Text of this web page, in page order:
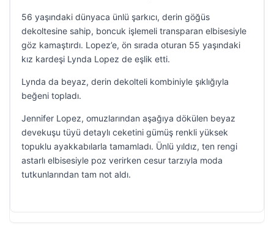
56 yaşındaki dünyaca ünlü şarkıcı, derin göğüs
dekoltesine sahip, boncuk işlemeli transparan elbisesiyle
göz kamaştırdı. Lopez’e, ön sırada oturan 55 yaşındaki
kız kardeşi Lynda Lopez de eşlik etti.
Lynda da beyaz, derin dekolteli kombiniyle şıklığıyla
beğeni topladı.
Jennifer Lopez, omuzlarından aşağıya dökülen beyaz
devekuşu tüyü detaylı ceketini gümüş renkli yüksek
topuklu ayakkabılarla tamamladı. Ünlü yıldız, ten rengi
astarlı elbisesiyle poz verirken cesur tarzıyla moda
tutkunlarından tam not aldı.